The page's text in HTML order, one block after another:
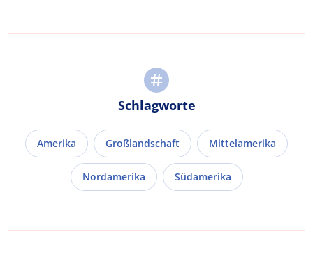
Schlagworte
Amerika Großlandschaft Mittelamerika
Nordamerika Südamerika